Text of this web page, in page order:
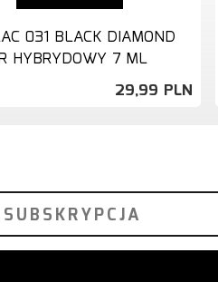
031 BLACK DIAMOND
HYBRYDOWY 7 ML
29,99 PLN